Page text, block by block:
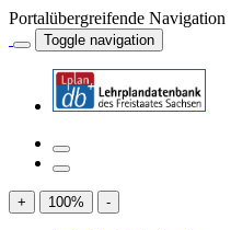
Portalübergreifende Navigation
Toggle navigation
+ 100% -